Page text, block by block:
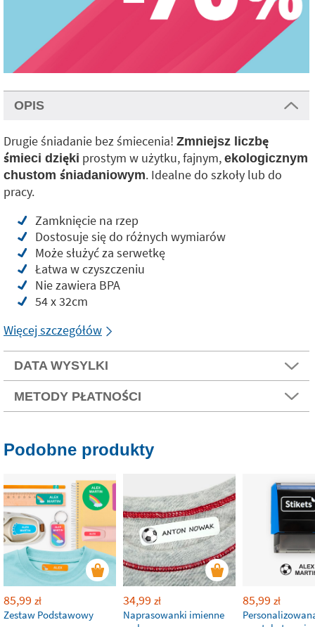
OPIS
Drugie śniadanie bez śmiecenia! Zmniejsz liczbę
śmieci dzięki prostym w użytku, fajnym, ekologicznym
chustom śniadaniowym. Idealne do szkoły lub do
pracy.
Zamknięcie na rzep
Dostosuje się do różnych wymiarów
Może służyć za serwetkę
Łatwa w czyszczeniu
Nie zawiera BPA
54 x 32cm
Więcej szczegółów
DATA WYSYLKI
METODY PŁATNOŚCI
Podobne produkty
85,99 zł
Zestaw Podstawowy
34,99 zł
Naprasowanki imienne
85,99 zł